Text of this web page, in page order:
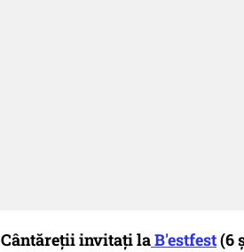
Cântăreţii invitaţi laB'estfest(6